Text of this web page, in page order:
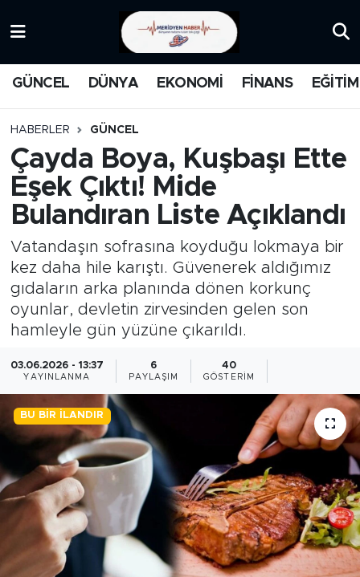
GÜNCEL DÜNYA EKONOMİ FİNANS EĞİTİM
HABERLER GÜNCEL
Çayda Boya, Kuşbaşı Ette
Eşek Çıktı! Mide
Bulandıran Liste Açıklandı
Vatandaşın sofrasına koyduğu lokmaya bir
kez daha hile karıştı. Güvenerek aldığımız
gıdaların arka planında dönen korkunç
oyunlar, devletin zirvesinden gelen son
hamleyle gün yüzüne çıkarıldı.
03.06.2026 - 13:37
YAYINLANMA
6
PAYLAŞIM
40
GÖSTERIM
BU BIR İLANDIR
MEDYA
FİNANS
DÜNYA
GÜNCEL
RÖPÖRTAJ
ANALİZ
NOSTALJİ
KULİS
Trafik Durumu
Süper Lig Puan Durumu ve Fikstür
Tüm Manşetler
Son Dakika Haberleri